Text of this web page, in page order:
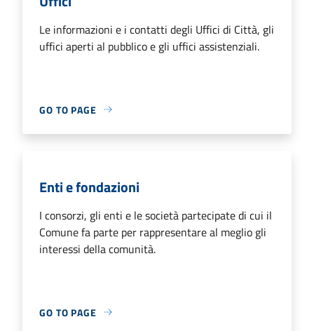
Le informazioni e i contatti degli Uffici di Città, gli
uffici aperti al pubblico e gli uffici assistenziali.
GO TO PAGE
Enti e fondazioni
I consorzi, gli enti e le società partecipate di cui il
Comune fa parte per rappresentare al meglio gli
interessi della comunità.
GO TO PAGE